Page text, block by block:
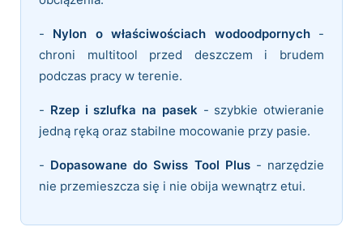
- Nylon o właściwościach wodoodpornych-
chroni multitool przed deszczem i brudem
podczas pracy w terenie.
- Rzep i szlufka na pasek- szybkie otwieranie
jedną ręką oraz stabilne mocowanie przy pasie.
- Dopasowane do Swiss Tool Plus- narzędzie
nie przemieszcza się i nie obija wewnątrz etui.